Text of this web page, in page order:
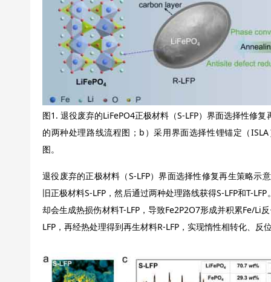
图1. 退役废弃的LiFePO4正极材料（S-LFP）界面选择性修
的两种处理路线流程图；b）采用界面选择性锂锚定（ISLA
图。
退役废弃的正极材料（S-LFP）界面选择性修复再生策略示
旧正极材料S-LFP，然后通过两种处理路线获得S-LFP和T-
却会生成热损伤材料T-LFP，导致Fe2P2O7形成并积累Fe/Li
LFP，再经热处理得到再生材料R-LFP，实现惰性相转化、反